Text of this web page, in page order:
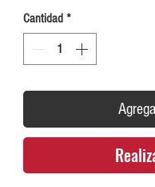
Cantidad *